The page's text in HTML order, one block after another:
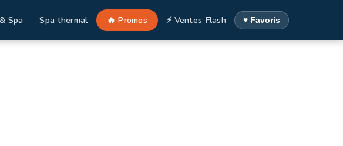
Spa Spa thermal 🔥 Promos ⚡ Ventes Flash ♥ Favoris